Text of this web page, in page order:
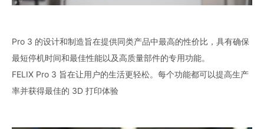
Pro 3 的设计和制造旨在提供同类产品中最高的性价比，具有确保
最短停机时间和最佳性能以及高质量部件的专用功能。
FELIX Pro 3 旨在让用户的生活更轻松。每个功能都可以提高生产
率并获得最佳的 3D 打印体验